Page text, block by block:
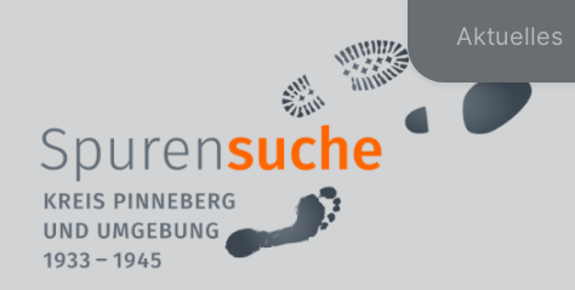
Aktuelles